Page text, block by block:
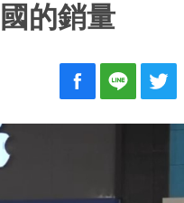
的銷量